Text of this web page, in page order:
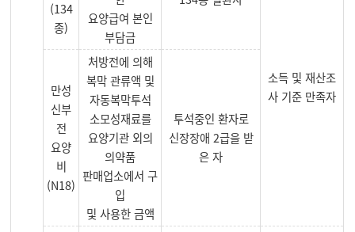
(134
종)
요양급여 본인
부담금
소득 및 재산조
사 기준 만족자
만성
신부
전
요양
비
(N18)
처방전에 의해
복막 관류액 및
자동복막투석
소모성재료를
요양기관 외의
의약품
판매업소에서 구
입
및 사용한 금액
투석중인 환자로
신장장애 2급을 받
은 자